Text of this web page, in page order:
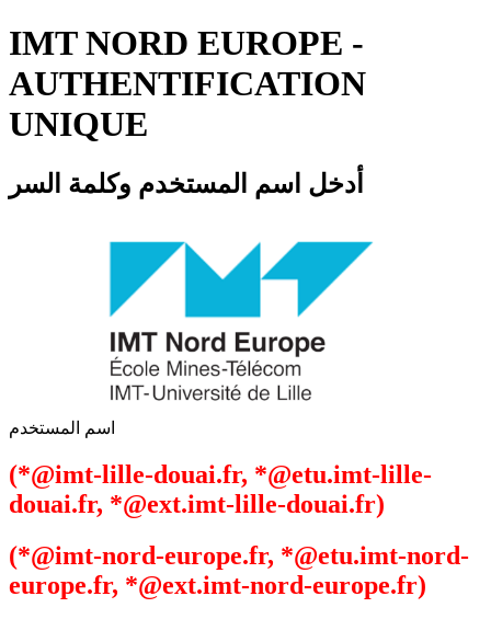
IMT NORD EUROPE -
AUTHENTIFICATION
UNIQUE
أدخل اسم المستخدم وكلمة السر
اسم المستخدم
(*@imt-lille-douai.fr, *@etu.imt-lille-
douai.fr, *@ext.imt-lille-douai.fr)
(*@imt-nord-europe.fr, *@etu.imt-nord-
europe.fr, *@ext.imt-nord-europe.fr)